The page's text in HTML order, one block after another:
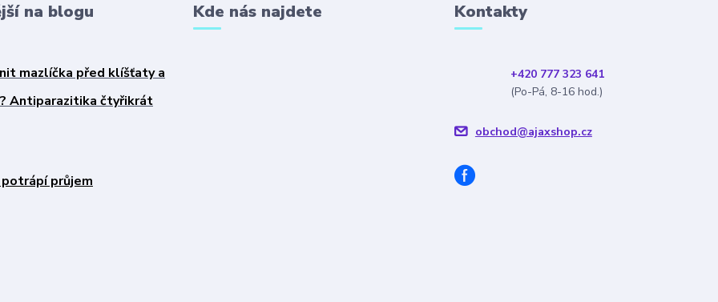
na blogu
mazlíčka před klíšťaty a
Antiparazitika čtyřikrát
potrápí průjem
Kde nás najdete Kontakty
+420 777 323 641
(Po-Pá, 8-16 hod.)
obchod@ajaxshop.cz